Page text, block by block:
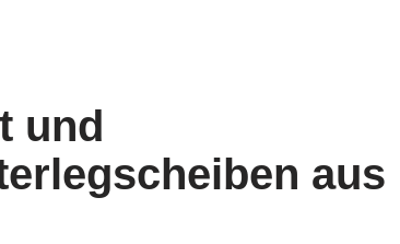
und
aus